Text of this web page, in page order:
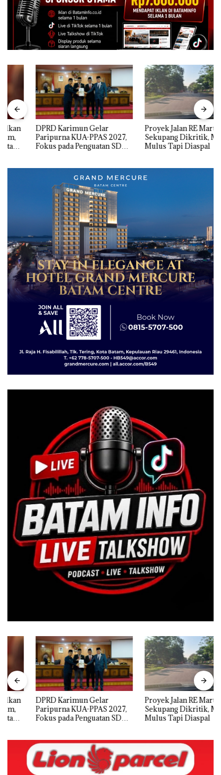
DPRD Karimun Gelar
Paripurna KUA-PPAS 2027,
Fokus pada Penguatan SDM,
Proyek Jalan RE Martadinata
Sekupang Dikritik, Masih
Mulus Tapi Diaspal
DPRD Karimun Gelar
Paripurna KUA-PPAS 2027,
Fokus pada Penguatan SDM,
Proyek Jalan RE Martadinata
Sekupang Dikritik, Masih
Mulus Tapi Diaspal